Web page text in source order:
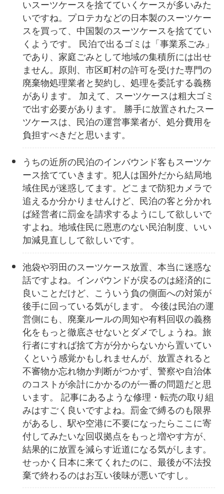
いスーツケースを捨てていくケースが多いみた
いですね。プロテカなどの日本製のスーツケー
スを買って、中国製のスーツケースを捨ててい
くようです。 民泊で出るゴミは「事業系ごみ」
であり、家庭ごみとして地域の集積所には出せ
ません。原則、市区町村の許可を受けた専門の
廃棄物処理業者と契約し、処理を委託する義務
があります。 加えて、スーツケースは粗大ゴミ
で出す必要があります。 勝手に放置されたスー
ツケースは、民泊の運営事業者が、処分費用を
負担すべきだと思います。
うちの近所の民泊のインバウンド客もスーツケ
ース捨てていきます。犯人は国外だから結局地
域住民が迷惑してます。どこまで防犯カメラで
追えるか分かりませんけど、民泊の客と分かれ
ば経営者に罰金を請求するようにして欲しいで
すよね。地域住民に恩恵のない民泊制度、いい
加減見直しして欲しいです。
池袋や羽田のスーツケース放置、本当に迷惑な
話ですよね。インバウンドが戻るのは経済的に
良いことだけど、こういう負の側面への対策が
後手に回っている気がします。 今後は民泊の運
営側にも、廃棄ルールの周知や有料回収の義務
化をもっと徹底させないとダメでしょうね。旅
行者にすれば捨て方が分からないから置いてい
くという感覚かもしれませんが、放置されると
不審物か忘れ物か判断がつかず、警察や自治体
のコストが余計にかかるのが一番の問題だと思
います。 記事にあるような修理・転売の取り組
みはすごく良いですよね。罰金で縛るのも限界
があるし、駅や空港に不要になったらここに寄
付してみたいな回収拠点をもっと増やす方が、
結果的に放置を減らす近道になる気がします。
せっかく日本に来てくれたのに、最後が不法投
棄で終わるのはお互い後味が悪いですし。